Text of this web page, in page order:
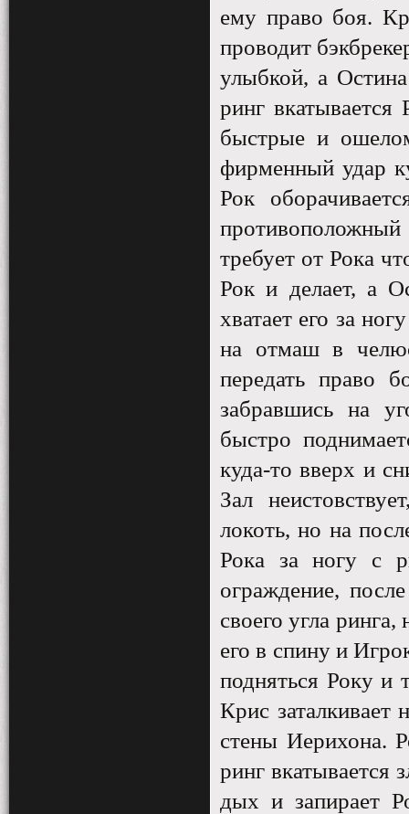
ему право боя.
проводит
улыбкой, а
ринг
быстрые и
фирменный удар
Рок
требует от Рока
Рок и делает, а
хватает его за
на отмаш в
передать право
забравшись на
быстро
куда-то вверх и
Зал
локоть, но на
Рока за ногу с
ограждение,
своего угла
его в спину и
подняться Року и
Крис заталкивает
стены Иерихона.
ринг вкатывается
дых и запирает